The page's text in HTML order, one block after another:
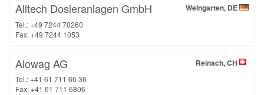
Weingarten, DE
Alltech Dosieranlagen GmbH
Tel.: +49 7244 70260
Fax: +49 7244 1053
Reinach, CH
Alowag AG
Tel.: +41 61 711 66 36
Fax: +41 61 711 6806